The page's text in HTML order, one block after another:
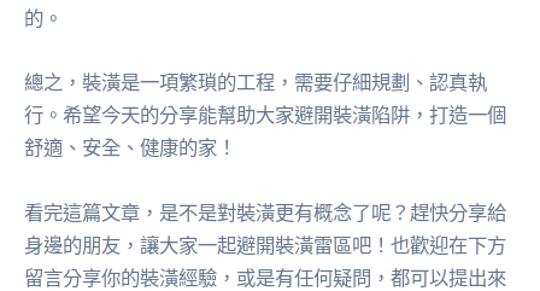
的。
總之，裝潢是一項繁瑣的工程，需要仔細規劃、認真執
行。希望今天的分享能幫助大家避開裝潢陷阱，打造一個
舒適、安全、健康的家！
看完這篇文章，是不是對裝潢更有概念了呢？趕快分享給
身邊的朋友，讓大家一起避開裝潢雷區吧！也歡迎在下方
留言分享你的裝潢經驗，或是有任何疑問，都可以提出來